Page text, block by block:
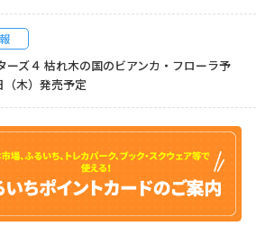
ーズ４ 枯れ木の国のビアンカ・フローラ予
木）発売予定